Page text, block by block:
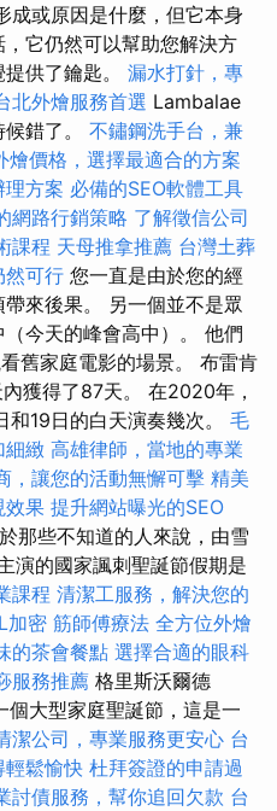
成或原因是什麼，但它本身
它仍然可以幫助您解決方
供了鑰匙。 漏水打針，專
北外燴服務首選 Lambalae
錯了。 不鏽鋼洗手台，兼
價格，選擇最適合的方案
方案 必備的SEO軟體工具
網路行銷策略 了解徵信公司
課程 天母推拿推薦 台灣土葬
然可行 您一直是由於您的經
來後果。 另一個並不是眾
今天的峰會高中）。 他們
舊家庭電影的場景。 布雷肯
獲得了87天。 在2020年，
19日的白天演奏幾次。 毛
細緻 高雄律師，當地的專業
，讓您的活動無懈可擊 精美
效果 提升網站曝光的SEO
那些不知道的人來說，由雪
演的國家諷刺聖誕節假期是
課程 清潔工服務，解決您的
加密 筋師傅療法 全方位外燴
的茶會餐點 選擇合適的眼科
服務推薦 格里斯沃爾德
個大型家庭聖誕節，這是一
潔公司，專業服務更安心 台
輕鬆愉快 杜拜簽證的申請過
討債服務，幫你追回欠款 台